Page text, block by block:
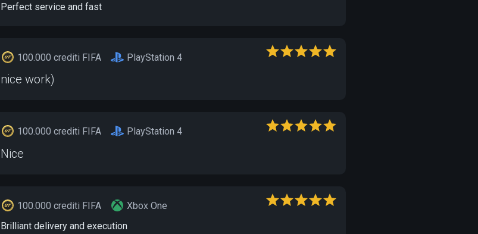
Perfect service and fast
100.000 crediti FIFA PlayStation 4
nice work)
100.000 crediti FIFA PlayStation 4
Nice
100.000 crediti FIFA
Xbox One
Brilliant delivery and execution